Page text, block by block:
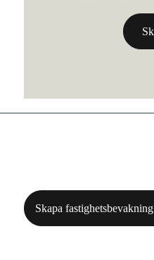
Skapa fastighetsbevakning